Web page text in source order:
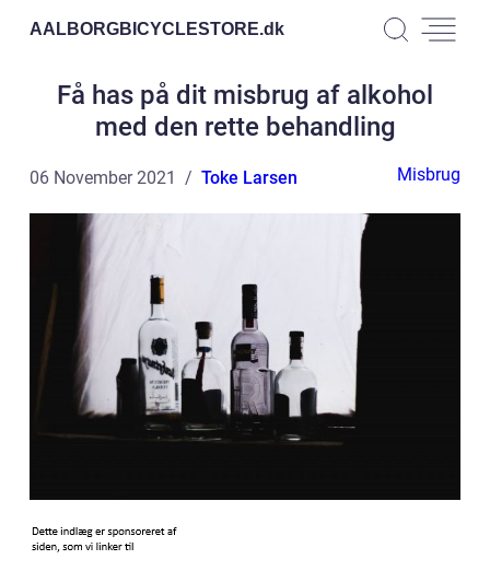
AALBORGBICYCLESTORE.dk
Få has på dit misbrug af alkohol
med den rette behandling
06 November 2021 Toke Larsen Misbrug